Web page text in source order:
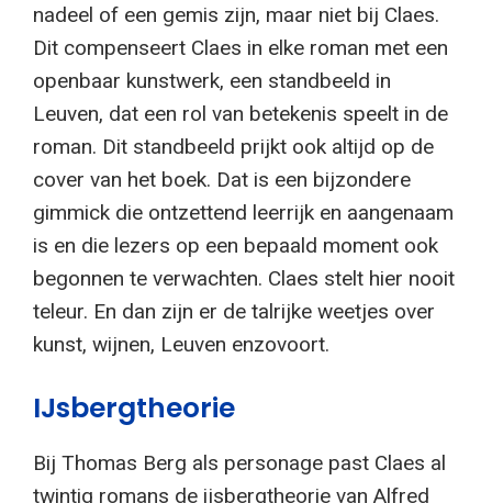
nadeel of een gemis zijn, maar niet bij Claes.
Dit compenseert Claes in elke roman met een
openbaar kunstwerk, een standbeeld in
Leuven, dat een rol van betekenis speelt in de
roman. Dit standbeeld prijkt ook altijd op de
cover van het boek. Dat is een bijzondere
gimmick die ontzettend leerrijk en aangenaam
is en die lezers op een bepaald moment ook
begonnen te verwachten. Claes stelt hier nooit
teleur. En dan zijn er de talrijke weetjes over
kunst, wijnen, Leuven enzovoort.
IJsbergtheorie
Bij Thomas Berg als personage past Claes al
twintig romans de ijsbergtheorie van Alfred